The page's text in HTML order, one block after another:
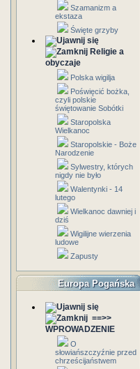
Szamanizm a
ekstaza
Święte grzyby
Religie a
obyczaje
Polska wigilja
Poświęcić bożka,
czyli polskie
świętowanie Sobótki
Staropolska
Wielkanoc
Staropolskie - Boże
Narodzenie
Sylwestry, których
nigdy nie było
Walentynki - 14
lutego
Wielkanoc dawniej i
dziś
Wigilijne wierzenia
ludowe
Zapusty
Europa Pogańska
==>>
WPROWADZENIE
O
słowiańszczyźnie przed
chrześcijaństwem